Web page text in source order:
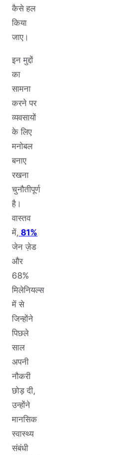
कैसे हल
किया
जाए।
इन मुद्दों
का
सामना
करने पर
व्यवसायों
के लिए
मनोबल
बनाए
रखना
चुनौतीपूर्ण
है।
वास्तव
में, 81%
जेन ज़ेड
और
68%
मिलेनियल्स
में से
जिन्होंने
पिछले
साल
अपनी
नौकरी
छोड़ दी,
उन्होंने
मानसिक
स्वास्थ्य
संबंधी